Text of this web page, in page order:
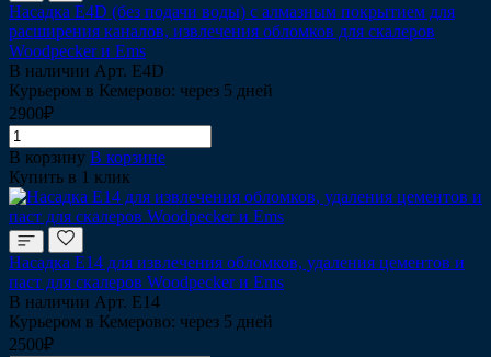
Насадка Е4D (без подачи воды) с алмазным покрытием для
расширения каналов, извлечения обломков для скалеров
Woodpecker и Ems
В наличии Арт. Е4D
Курьером в Кемерово: через 5 дней
2900₽
В корзину В корзине
Купить в 1 клик
Насадка Е14 для извлечения обломков, удаления цементов и
паст для скалеров Woodpecker и Ems
В наличии Арт. Е14
Курьером в Кемерово: через 5 дней
2500₽